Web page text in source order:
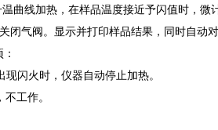
曲线加热，在样品温度接近予闪值时，微
闭气阀。显示并打印样品结果，同时自动
闪火时，仪器自动停止加热。
工作。